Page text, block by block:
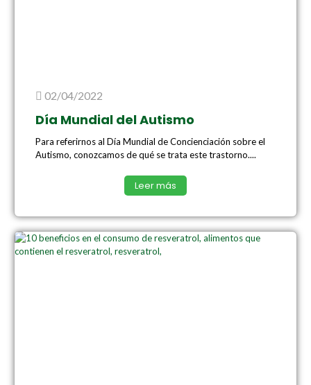
02/04/2022
Día Mundial del Autismo
Para referirnos al Día Mundial de Concienciación sobre el
Autismo, conozcamos de qué se trata este trastorno....
Leer más